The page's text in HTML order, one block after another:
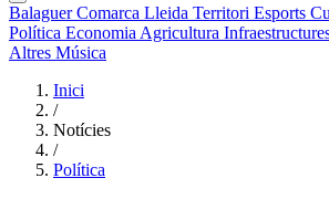
BalaguerComarca Lleida Territori Esports
Política Economia Agricultura
Altres Música
Inici
/
Notícies
/
Política